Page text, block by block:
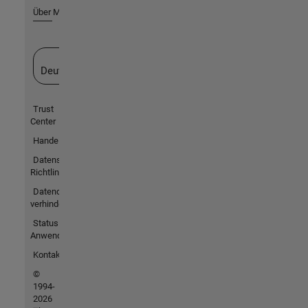
Über MathWorks
Deutschland
Trust
Center
Handelsmarken
Datenschutz-
Richtlinien
Datendiebstahl
verhindern
Status von
Anwendungen
Kontakt
©
1994-
2026